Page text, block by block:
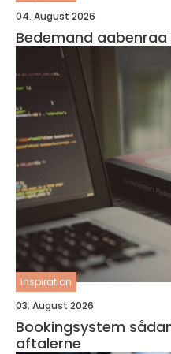
04. August 2026
inspiration
03. August 2026
Bookingsystem sådan får du styr på
aftalerne